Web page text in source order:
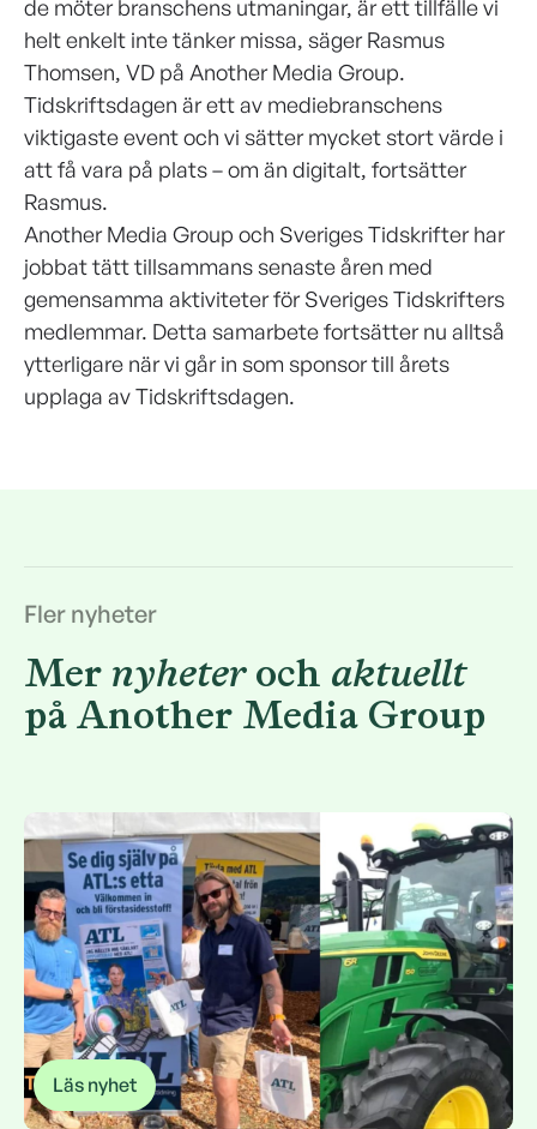
de möter branschens utmaningar, är ett tillfälle vi
helt enkelt inte tänker missa, säger Rasmus
Thomsen, VD på Another Media Group.
Tidskriftsdagen är ett av mediebranschens
viktigaste event och vi sätter mycket stort värde i
att få vara på plats – om än digitalt, fortsätter
Rasmus.
Another Media Group och Sveriges Tidskrifter har
jobbat tätt tillsammans senaste åren med
gemensamma aktiviteter för Sveriges Tidskrifters
medlemmar. Detta samarbete fortsätter nu alltså
ytterligare när vi går in som sponsor till årets
upplaga av Tidskriftsdagen.
Fler nyheter
Mer nyheteroch aktuellt
på Another Media Group
Läs nyhet